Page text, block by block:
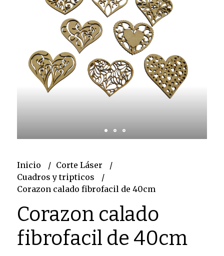
Inicio
Corte Láser
Cuadros y tripticos
Corazon calado fibrofacil de 40cm
Corazon calado
fibrofacil de 40cm